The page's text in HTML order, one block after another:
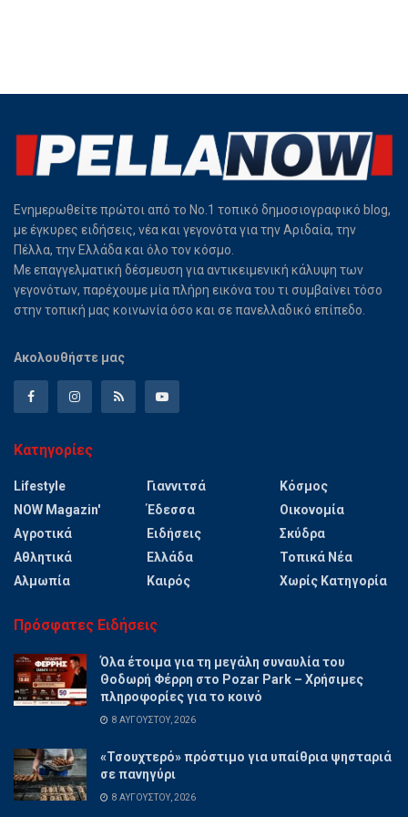
Ενημερωθείτε πρώτοι από το Νο.1 τοπικό δημοσιογραφικό blog,
με έγκυρες ειδήσεις, νέα και γεγονότα για την Αριδαία, την
Πέλλα, την Ελλάδα και όλο τον κόσμο.
Με επαγγελματική δέσμευση για αντικειμενική κάλυψη των
γεγονότων, παρέχουμε μία πλήρη εικόνα του τι συμβαίνει τόσο
στην τοπική μας κοινωνία όσο και σε πανελλαδικό επίπεδο.
Ακολουθήστε μας
Κατηγορίες
Lifestyle
NOW Magazin'
Αγροτικά
Αθλητικά
Αλμωπία
Γιαννιτσά
Έδεσσα
Ειδήσεις
Ελλάδα
Καιρός
Κόσμος
Οικονομία
Σκύδρα
Τοπικά Νέα
Χωρίς Κατηγορία
Πρόσφατες Ειδήσεις
Όλα έτοιμα για τη μεγάλη συναυλία του
Θοδωρή Φέρρη στο Pozar Park – Χρήσιμες
πληροφορίες για το κοινό
8 ΑΥΓΟΎΣΤΟΥ, 2026
«Τσουχτερό» πρόστιμο για υπαίθρια ψησταριά
σε πανηγύρι
8 ΑΥΓΟΎΣΤΟΥ, 2026